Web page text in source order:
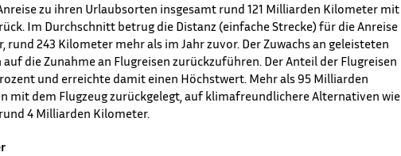
zu ihren Urlaubsorten insgesamt rund 121 Milliarden Kilometer mit
Im Durchschnitt betrug die Distanz (einfache Strecke) für die Anreise
rund 243 Kilometer mehr als im Jahr zuvor. Der Zuwachs an geleisteten
die Zunahme an Flugreisen zurückzuführen. Der Anteil der Flugreisen
und erreichte damit einen Höchstwert. Mehr als 95 Milliarden
mit dem Flugzeug zurückgelegt, auf klimafreundlichere Alternativen wie
4 Milliarden Kilometer.